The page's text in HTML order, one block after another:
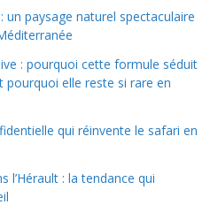
un paysage naturel spectaculaire
: pourquoi cette formule séduit
pourquoi elle reste si rare en
qui réinvente le safari en
l’Hérault : la tendance qui